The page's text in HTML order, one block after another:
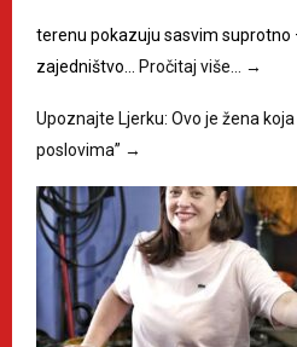
terenu pokazuju sasvim suprotno
zajedništvo… Pročitaj više… →
Upoznajte Ljerku: Ovo je žena
poslovima” →